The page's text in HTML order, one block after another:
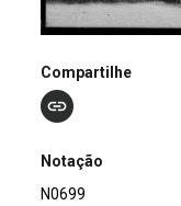
Compartilhe
Notação
N0699